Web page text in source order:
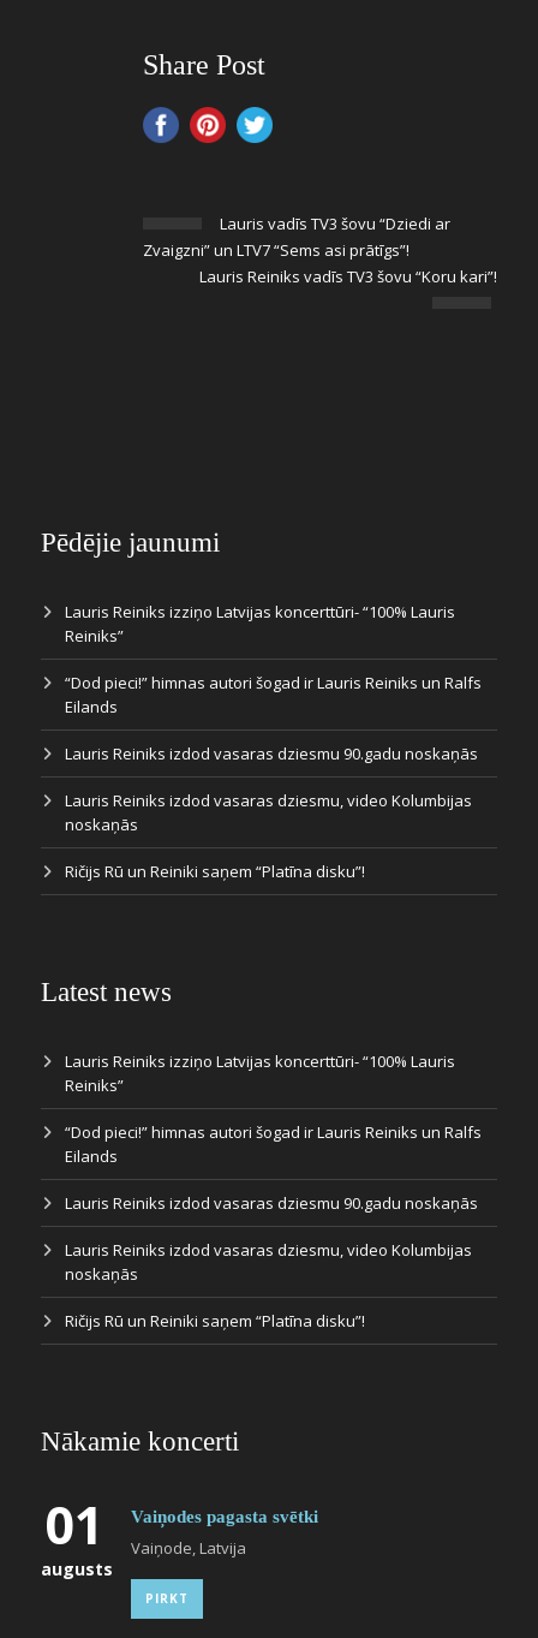
Share Post
Lauris vadīs TV3 šovu “Dziedi ar
Zvaigzni” un LTV7 “Sems asi prātīgs”!
Lauris Reiniks vadīs TV3 šovu “Koru kari”!
Pēdējie jaunumi
Lauris Reiniks izziņo Latvijas koncerttūri- “100% Lauris
Reiniks”
“Dod pieci!” himnas autori šogad ir Lauris Reiniks un Ralfs
Eilands
Lauris Reiniks izdod vasaras dziesmu 90.gadu noskaņās
Lauris Reiniks izdod vasaras dziesmu, video Kolumbijas
noskaņās
Ričijs Rū un Reiniki saņem “Platīna disku”!
Latest news
Lauris Reiniks izziņo Latvijas koncerttūri- “100% Lauris
Reiniks”
“Dod pieci!” himnas autori šogad ir Lauris Reiniks un Ralfs
Eilands
Lauris Reiniks izdod vasaras dziesmu 90.gadu noskaņās
Lauris Reiniks izdod vasaras dziesmu, video Kolumbijas
noskaņās
Ričijs Rū un Reiniki saņem “Platīna disku”!
Nākamie koncerti
01
augusts
Vaiņodes pagasta svētki
Vaiņode, Latvija
PIRKT